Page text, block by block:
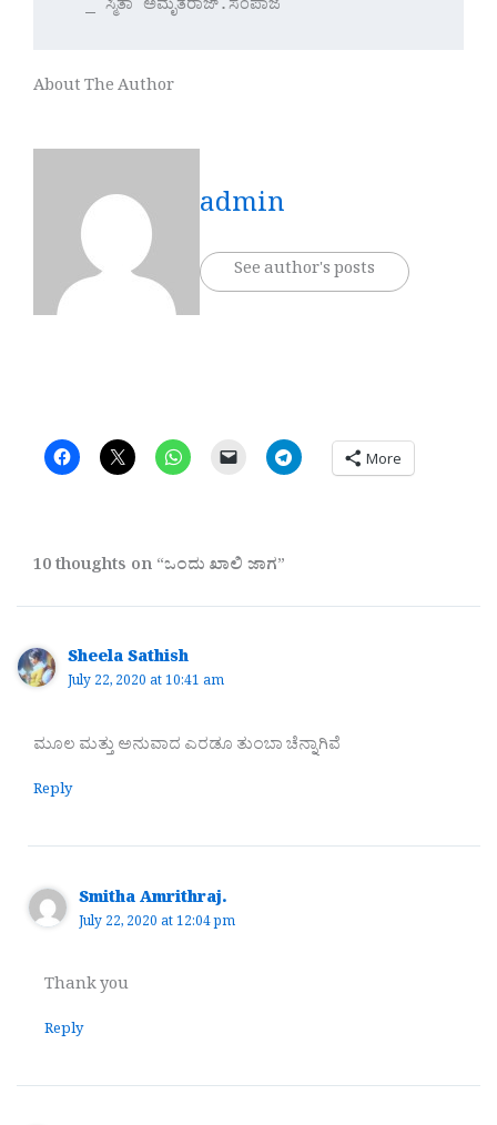
About The Author
admin
See author's posts
More
10 thoughts on “ಒಂದು ಖಾಲಿ ಜಾಗ”
Sheela Sathish
July 22, 2020 at 10:41 am
ಮೂಲ ಮತ್ತು ಅನುವಾದ ಎರಡೂ ತುಂಬಾ ಚೆನ್ನಾಗಿವೆ
Reply
Smitha Amrithraj.
July 22, 2020 at 12:04 pm
Thank you
Reply